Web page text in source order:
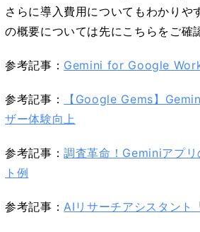
さらに導入費用についてもわかり
の概要については先にこちらをご確
参考記事： Gemini for Google
参考記事：
【Google Gems】
ザー体験向上
参考記事：調査革命！Geminiアプ
ト例
参考記事：AIリサーチアシスタン